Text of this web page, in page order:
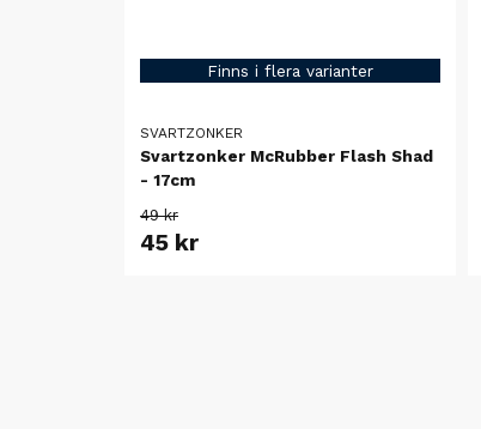
Finns i flera varianter
SVARTZONKER
Svartzonker McRubber Flash Shad
- 17cm
49 kr
45 kr